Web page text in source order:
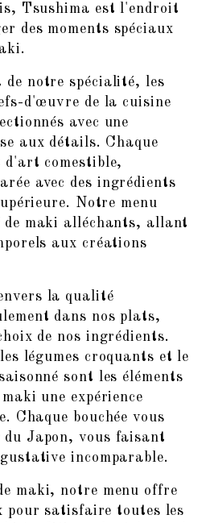
Tsushima est l'endroit
des moments spéciaux
de notre spécialité, les
d'œuvre de la cuisine
avec une
aux détails. Chaque
comestible,
avec des ingrédients
Notre menu
de maki alléchants, allant
aux créations
la qualité
dans nos plats,
de nos ingrédients.
légumes croquants et le
sont les éléments
une expérience
Chaque bouchée vous
Japon, vous faisant
incomparable.
maki, notre menu offre
pour satisfaire toutes les